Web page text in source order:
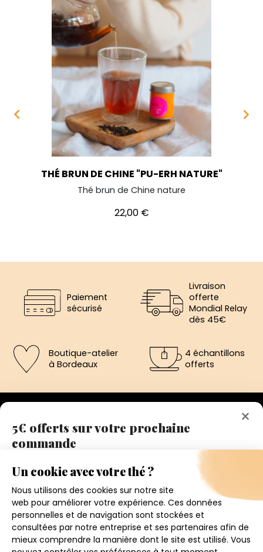

THÉ BRUN DE CHINE "PU-ERH NATURE"
Thé brun de Chine nature
Prix
22,00 €

Paiement
sécurisé
Livraison
offerte
Mondial Relay
dès 45€
Boutique-atelier
à Bordeaux
4 échantillons
offerts
Du lundi au vendredi de 12h à 19h
×
5€ offerts sur votre prochaine
commande
Inscrivez vous a notre newsletter et recevez
immédiatement un bon de réduction de 5€.
Votre adresse email
J'accepte de recevoir la newsletter et j'ai pris connaissance
de la politique de confidentialité.
Conditions générales de ventes
Mentions légales
Politique de confidentialité